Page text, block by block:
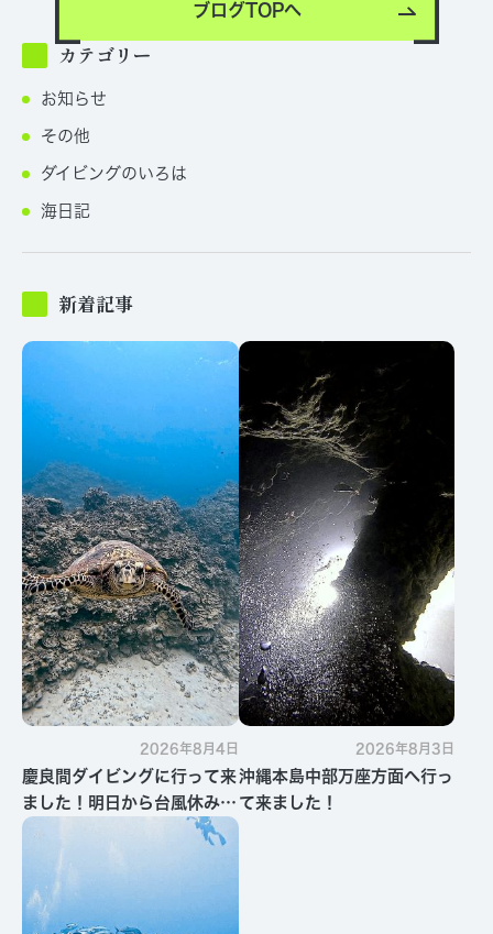
ブログTOPへ
カテゴリー
お知らせ
その他
ダイビングのいろは
海日記
新着記事
2026年8月4日
慶良間ダイビングに行って来
ました！明日から台風休みで
す・・・
2026年8月3日
沖縄本島中部万座方面へ行っ
て来ました！